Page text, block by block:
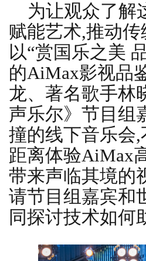
为让观众了解
赋能艺术,推动
以“赏国乐之美
的AiMax影视品
龙、著名歌手林
声乐尔》节目组
撞的线下音乐会
距离体验AiMax
带来声临其境的
请节目组嘉宾和
同探讨技术如何